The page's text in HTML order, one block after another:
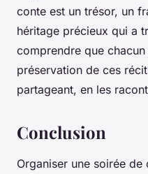
conte est un trésor, un
héritage précieux qui a
comprendre que
préservation de ces
partageant, en les
Conclusion
Organiser une soirée